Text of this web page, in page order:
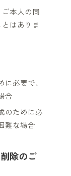
本人の同
はありま
必要で、
合
のために必
難な場合
除のご